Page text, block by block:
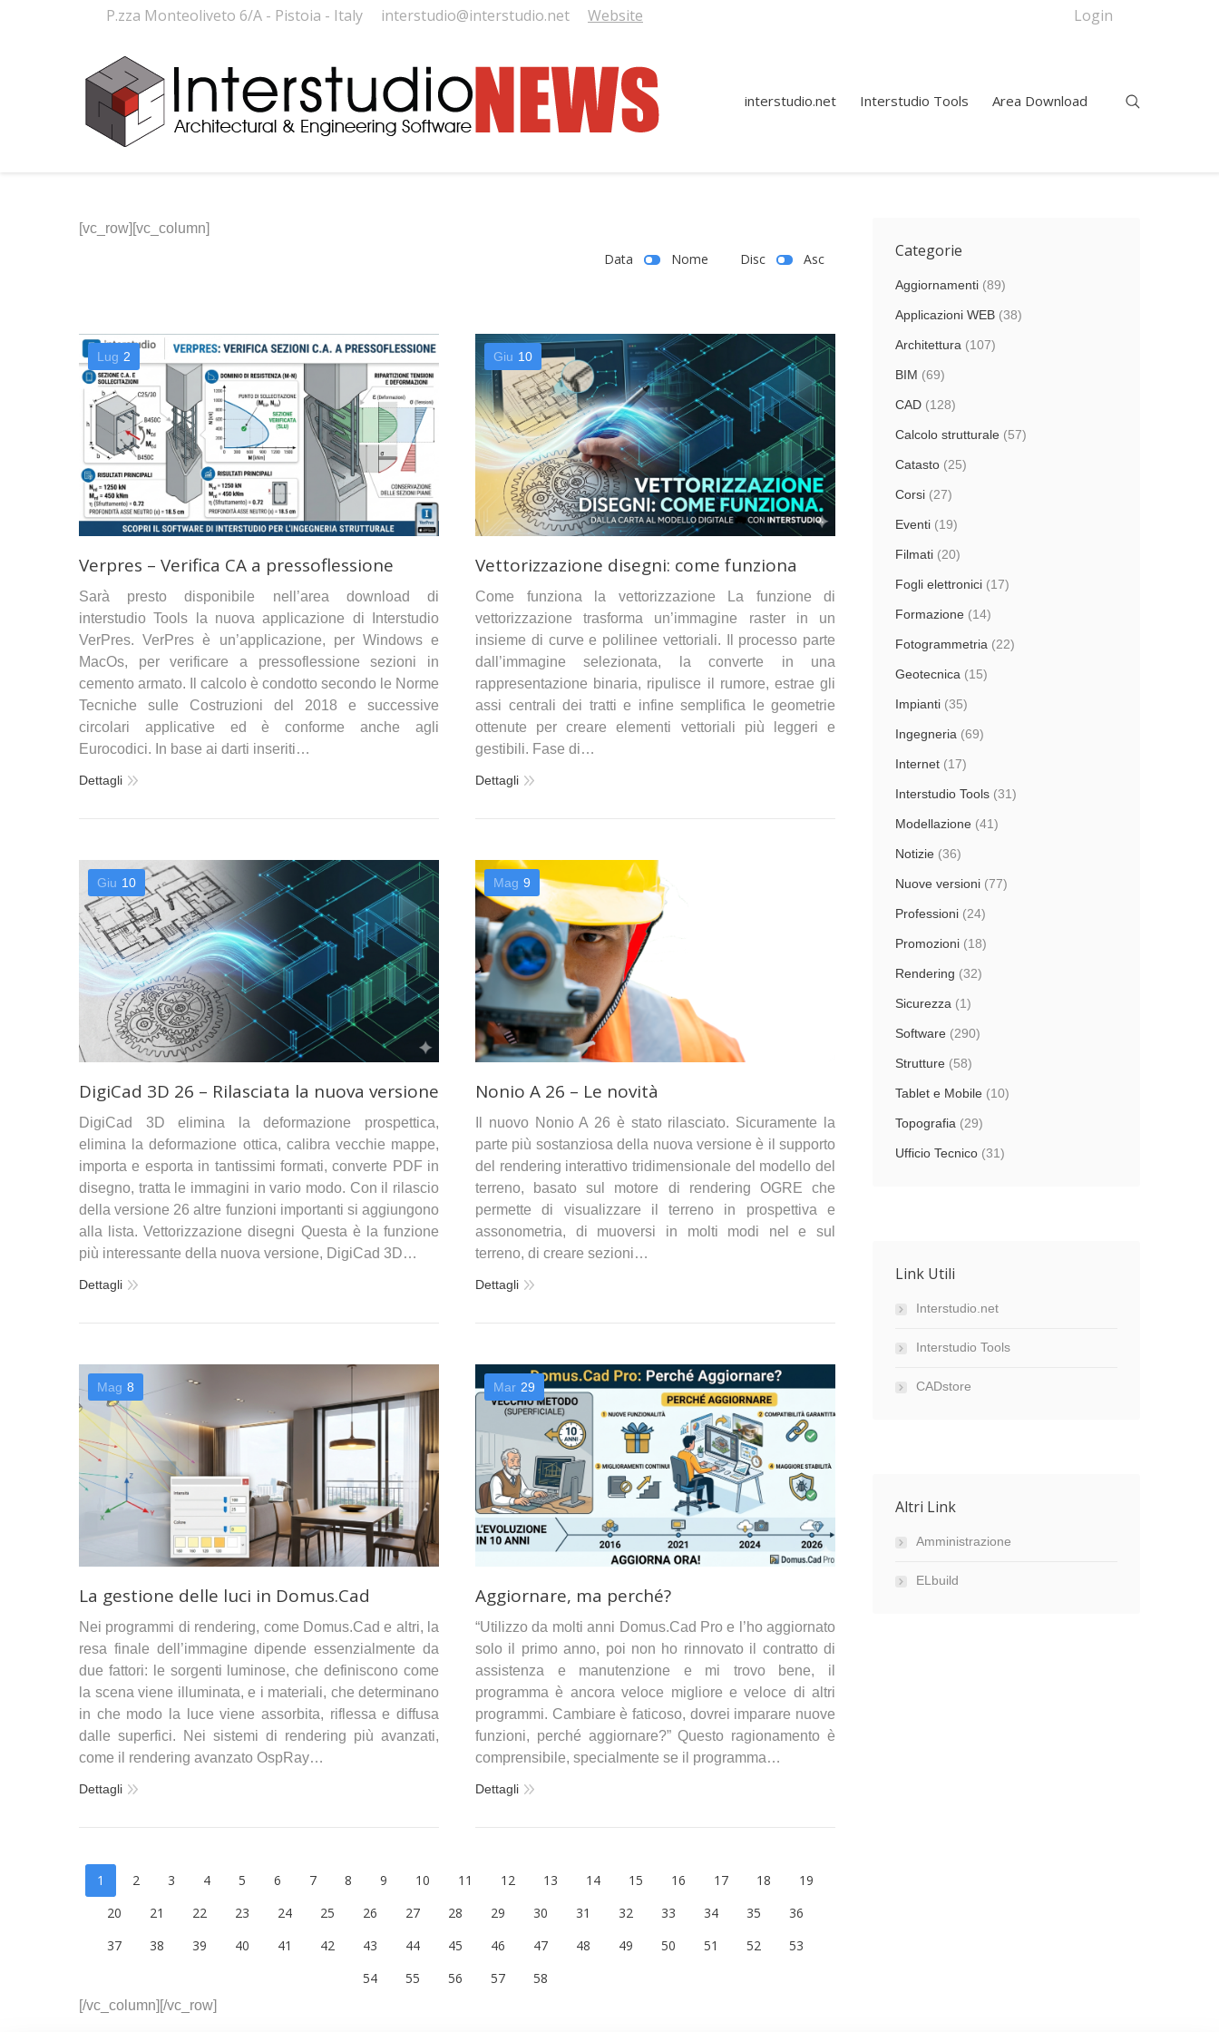
P.zza Monteoliveto 6/A - Pistoia - Italy interstudio@interstudio.net Website Login
interstudio.net Interstudio Tools Area Download
[vc_row][vc_column]
Data Nome Disc Asc
Lug 2
Verpres – Verifica CA a pressoflessione
Sarà presto disponibile nell’area download di
interstudio Tools la nuova applicazione di Interstudio
VerPres. VerPres è un’applicazione, per Windows e
MacOs, per verificare a pressoflessione sezioni in
cemento armato. Il calcolo è condotto secondo le Norme
Tecniche sulle Costruzioni del 2018 e successive
circolari applicative ed è conforme anche agli
Eurocodici. In base ai darti inseriti…
Dettagli
Giu 10
Vettorizzazione disegni: come funziona
Come funziona la vettorizzazione La funzione di
vettorizzazione trasforma un’immagine raster in un
insieme di curve e polilinee vettoriali. Il processo parte
dall’immagine selezionata, la converte in una
rappresentazione binaria, ripulisce il rumore, estrae gli
assi centrali dei tratti e infine semplifica le geometrie
ottenute per creare elementi vettoriali più leggeri e
gestibili. Fase di…
Dettagli
Giu 10
DigiCad 3D 26 – Rilasciata la nuova versione
DigiCad 3D elimina la deformazione prospettica,
elimina la deformazione ottica, calibra vecchie mappe,
importa e esporta in tantissimi formati, converte PDF in
disegno, tratta le immagini in vario modo. Con il rilascio
della versione 26 altre funzioni importanti si aggiungono
alla lista. Vettorizzazione disegni Questa è la funzione
più interessante della nuova versione, DigiCad 3D…
Dettagli
Mag 9
Nonio A 26 – Le novità
Il nuovo Nonio A 26 è stato rilasciato. Sicuramente la
parte più sostanziosa della nuova versione è il supporto
del rendering interattivo tridimensionale del modello del
terreno, basato sul motore di rendering OGRE che
permette di visualizzare il terreno in prospettiva e
assonometria, di muoversi in molti modi nel e sul
terreno, di creare sezioni…
Dettagli
Mag 8
La gestione delle luci in Domus.Cad
Nei programmi di rendering, come Domus.Cad e altri, la
resa finale dell’immagine dipende essenzialmente da
due fattori: le sorgenti luminose, che definiscono come
la scena viene illuminata, e i materiali, che determinano
in che modo la luce viene assorbita, riflessa e diffusa
dalle superfici. Nei sistemi di rendering più avanzati,
come il rendering avanzato OspRay…
Dettagli
Mar 29
Aggiornare, ma perché?
“Utilizzo da molti anni Domus.Cad Pro e l’ho aggiornato
solo il primo anno, poi non ho rinnovato il contratto di
assistenza e manutenzione e mi trovo bene, il
programma è ancora veloce migliore e veloce di altri
programmi. Cambiare è faticoso, dovrei imparare nuove
funzioni, perché aggiornare?” Questo ragionamento è
comprensibile, specialmente se il programma…
Dettagli
1 2 3 4 5 6 7 8 9 10 11 12 13 14 15 16 17 18
19
20
21 22 23 24 25 26 27 28 29 30 31 32 33 34 35
36
37
38 39 40 41 42 43 44 45 46 47 48 49 50 51 52
53
54
55 56 57 58
[/vc_column][/vc_row]
Categorie
Aggiornamenti (89)
Applicazioni WEB (38)
Architettura (107)
BIM (69)
CAD (128)
Calcolo strutturale (57)
Catasto (25)
Corsi (27)
Eventi (19)
Filmati (20)
Fogli elettronici (17)
Formazione (14)
Fotogrammetria (22)
Geotecnica (15)
Impianti (35)
Ingegneria (69)
Internet (17)
Interstudio Tools (31)
Modellazione (41)
Notizie (36)
Nuove versioni (77)
Professioni (24)
Promozioni (18)
Rendering (32)
Sicurezza (1)
Software (290)
Strutture (58)
Tablet e Mobile (10)
Topografia (29)
Ufficio Tecnico (31)
Link Utili
Interstudio.net
Interstudio Tools
CADstore
Altri Link
Amministrazione
ELbuild